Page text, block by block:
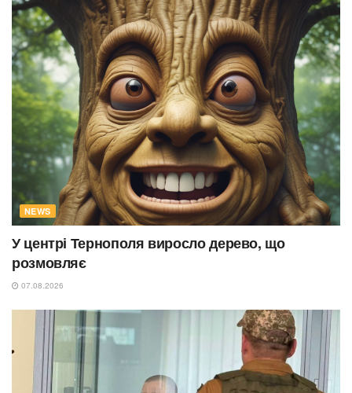
NEWS
У центрі Тернополя виросло дерево, що
розмовляє
07.08.2026